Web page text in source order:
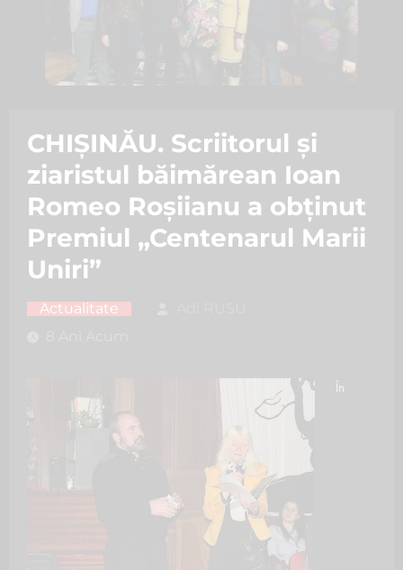
CHIȘINĂU. Scriitorul şi
ziaristul băimărean Ioan
Romeo Roşiianu a obţinut
Premiul „Centenarul Marii
Uniri”
Actualitate
În